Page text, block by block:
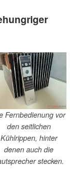
Fernbedienung vor
den seitlichen
Kühlrippen, hinter
denen auch die
stecken.